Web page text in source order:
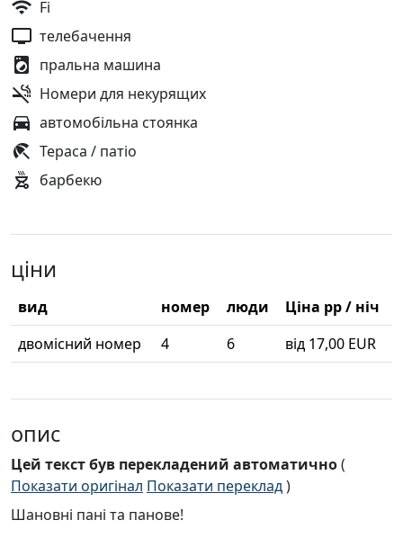
Fi
телебачення
пральна машина
Номери для некурящих
автомобільна стоянка
Тераса / патіо
барбекю
ціни
вид номер люди
Ціна pp / ніч
двомісний номер
4 6 від 17,00 EUR
опис
Цей текст був перекладений автоматично(
Показати оригінал Показати переклад)
Шановні пані та панове!